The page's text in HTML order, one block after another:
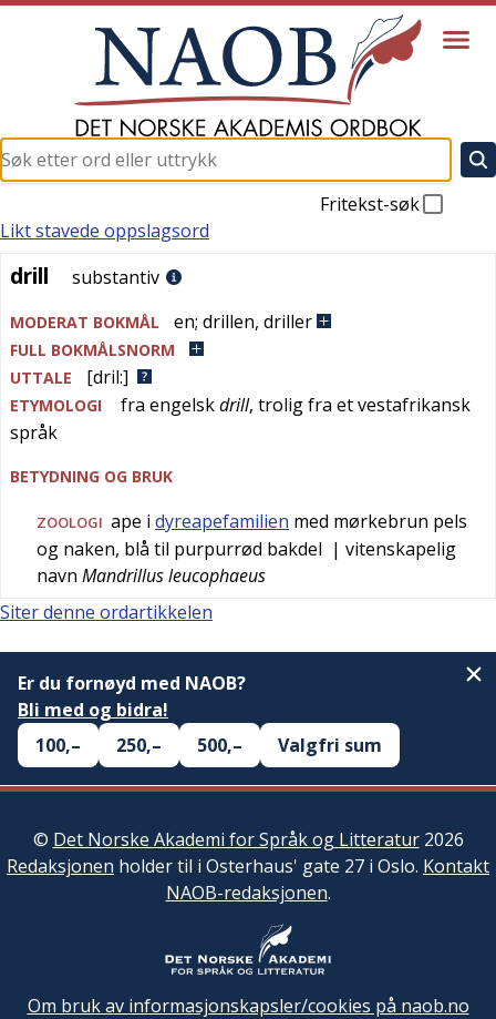
Fritekst-søk
drill
Likt stavede oppslagsord
drill substantiv
MODERAT BOKMÅL en; drillen, driller
FULL BOKMÅLSNORM
UTTALE
[dril:]
ETYMOLOGI fra engelskdrill, trolig fra et vestafrikansk
språk
BETYDNING OG BRUK
ZOOLOGI ape i dyreapefamilien med mørkebrun pels
og naken, blå til purpurrød bakdel | vitenskapelig
navn Mandrillus leucophaeus
Siter denne ordartikkelen
Er du fornøyd med NAOB?
Bli med og bidra!
100,–
250,– 500,– Valgfri sum
© Det Norske Akademi for Språk og Litteratur2026
Redaksjonen holder til i Osterhaus' gate 27 i Oslo. Kontakt
NAOB-redaksjonen.
Om bruk av informasjonskapsler/cookies på naob.no